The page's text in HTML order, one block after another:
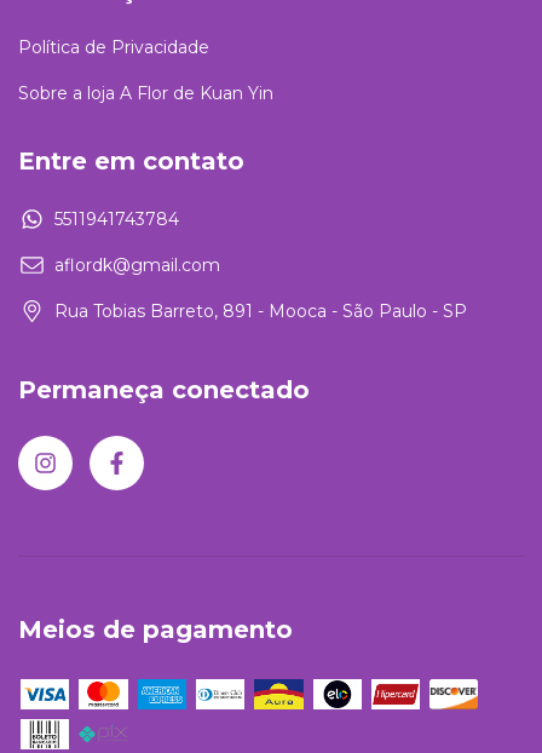
Política de Privacidade
Sobre a loja A Flor de Kuan Yin
Entre em contato
5511941743784
aflordk@gmail.com
Rua Tobias Barreto, 891 - Mooca - São Paulo - SP
Permaneça conectado
Meios de pagamento